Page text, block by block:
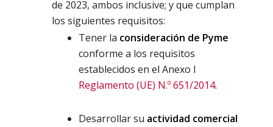
de 2023, ambos inclusive; y que cumplan
los siguientes requisitos:
Tener la consideración de Pyme
conforme a los requisitos
establecidos en el Anexo I
Reglamento (UE) N.º 651/2014.
Desarrollar su actividad comercial